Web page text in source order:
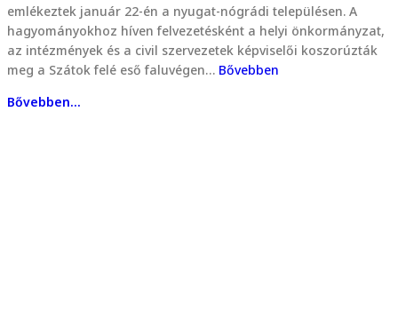
emlékeztek január 22-én a nyugat-nógrádi településen. A
hagyományokhoz híven felvezetésként a helyi önkormányzat,
az intézmények és a civil szervezetek képviselői koszorúzták
meg a Szátok felé eső faluvégen… Bővebben
Bővebben...